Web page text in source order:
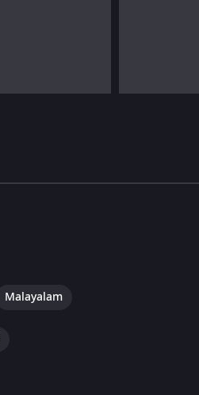
Malayalam